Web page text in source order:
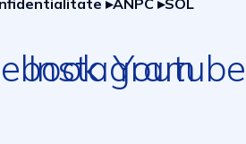
▸ANPC ▸SOL
Instagram
Youtube